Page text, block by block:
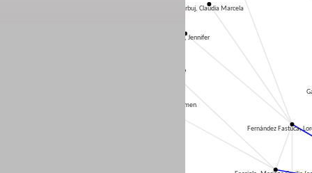
Fernández Fastuca,
Aguilar Rivera, María del Carmen
Folonier, Pablo
Guevara, Jennifer
Aberbuj, Claudia Marcela